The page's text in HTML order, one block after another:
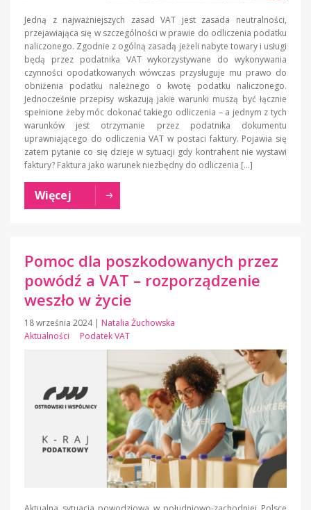
Jedną z najważniejszych zasad VAT jest zasada neutralności,
przejawiająca się w szczególności w prawie do odliczenia podatku
naliczonego. Zgodnie z ogólną zasadą jeżeli nabyte towary i usługi
będą przez podatnika VAT wykorzystywane do wykonywania
czynności opodatkowanych wówczas przysługuje mu prawo do
obniżenia podatku należnego o kwotę podatku naliczonego.
Jednocześnie przepisy wskazują jakie warunki muszą być łącznie
spełnione żeby móc dokonać takiego odliczenia – a jednym z tych
warunków jest otrzymanie przez podatnika dokumentu
uprawniającego do odliczenia VAT w postaci faktury. Pojawia się
zatem pytanie co się dzieje w sytuacji gdy kontrahent nie wystawi
faktury? Faktura jako warunek niezbędny do odliczenia […]
Więcej
Pomoc dla poszkodowanych przez
powódź a VAT – rozporządzenie
weszło w życie
18 września 2024
Natalia Żuchowska
Aktualności
Podatek VAT